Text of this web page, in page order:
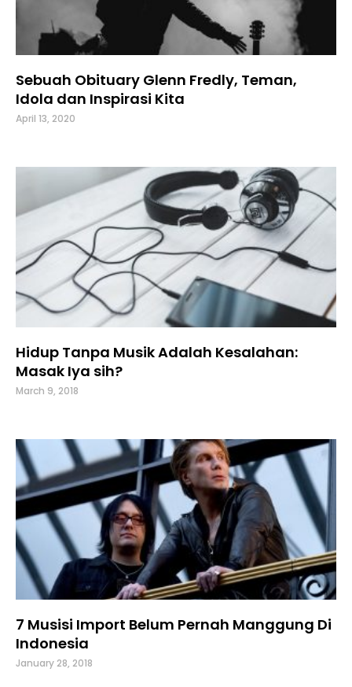
Sebuah Obituary Glenn Fredly, Teman,
Idola dan Inspirasi Kita
April 13, 2020
Hidup Tanpa Musik Adalah Kesalahan:
Masak Iya sih?
March 9, 2018
7 Musisi Import Belum Pernah Manggung Di
Indonesia
January 28, 2018